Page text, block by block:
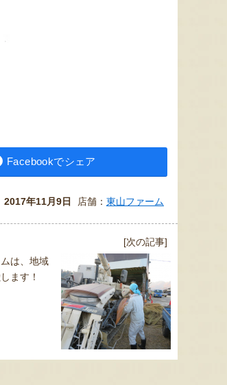
Facebookでシェア
2017年11月9日 店舗： 東山ファーム
[次の記事]
は、地域
ます！